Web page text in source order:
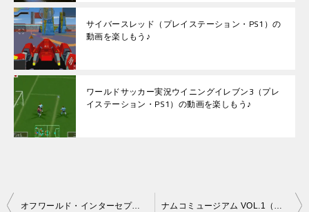
サイバースレッド（プレイステーション・PS1）の
動画を楽しもう♪
ワールドサッカー実況ウイニングイレブン3（プレ
イステーション・PS1）の動画を楽しもう♪
投
オフワールド・インターセプター エクストリーム（プレイステーション・PS1）の動画を楽しもう♪ ナムコミュージアム VOL.1（プレイステーション・PS1）の動画を楽しもう♪